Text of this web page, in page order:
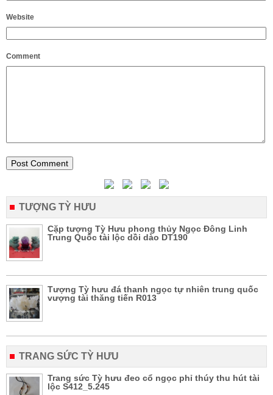
Website
Comment
TƯỢNG TỲ HƯU
Cặp tượng Tỳ Hưu phong thủy Ngọc Đông Linh
Trung Quốc tài lộc dồi dào DT190
Tượng Tỳ hưu đá thanh ngọc tự nhiên trung quốc
vượng tài thăng tiến R013
TRANG SỨC TỲ HƯU
Trang sức Tỳ hưu đeo cổ ngọc phỉ thúy thu hút tài
lộc S412_5.245